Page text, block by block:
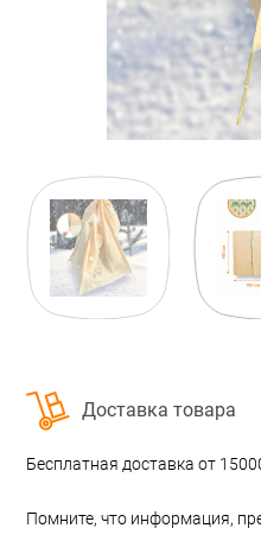
Доставка товара
Бесплатная доставка от
Помните, что информация,